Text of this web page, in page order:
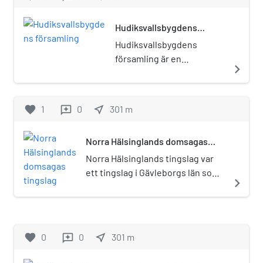
Hudiksvallsbygdens
Hudiksvallsbygdens
församling är en
norra kontrakt i Uppsala
Hudiksvalls kommun i
Församlingen utgör ett
eget pastorat.
navigate_next
favorite 1 reviews 0 near_me 301 m
Norra Hälsinglands domsagas
Norra Hälsinglands tingslag var
ett tingslag i Gävleborgs län som
Tingsplats var Hudiksvall.
Forsa och Bergsjö tingslag och
navigate_next
favorite 0 reviews 0 near_me 301 m